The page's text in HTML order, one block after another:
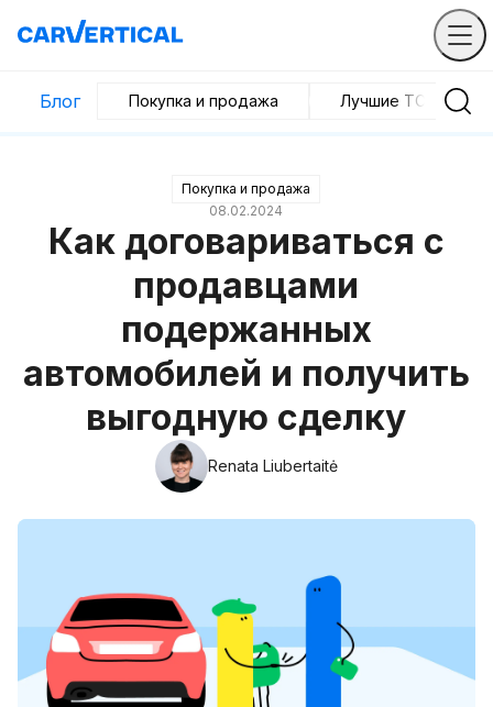
Блог Покупка и продажа Лучшие ТС
Покупка и продажа
08.02.2024
Как договариваться с
продавцами
подержанных
автомобилей и получить
выгодную сделку
Renata Liubertaitė